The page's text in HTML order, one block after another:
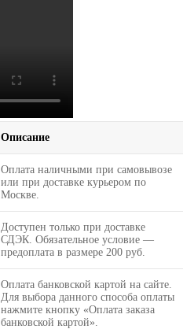
Описание
Оплата наличными при самовывозе
или при доставке курьером по
Москве.
Доступен только при доставке
СДЭК. Обязательное условие —
предоплата в размере 200 руб.
Оплата банковской картой на сайте.
Для выбора данного способа оплаты
нажмите кнопку «Оплата заказа
банковской картой».